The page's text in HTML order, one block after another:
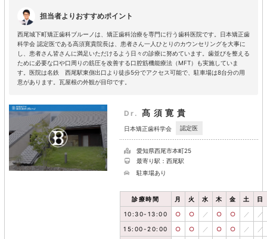
担当者よりおすすめポイント
西尾城下町矯正歯科ブルーノは、矯正歯科治療を専門に行う歯科医院です。日本矯正歯
科学会 認定医である高須寛貴院長は、患者さん一人ひとりのカウンセリングを大事に
し、患者さん皆さんに満足いただけるよう日々の診療に努めています。歯並びを整える
ために必要な口や口周りの筋圧を改善する口腔筋機能療法（MFT）も実施していま
す。医院は名鉄 西尾駅東側出口より徒歩5分でアクセス可能で、駐車場は8台分の用
意があります。瓦屋根の外観が目印です。
Dr. 髙須寛貴
日本矯正歯科学会 認定医
愛知県西尾市本町25
最寄り駅：西尾駅
駐車場あり
診療時間 月 火 水 木 金 土 日
10:30-13:00 ○ ○ ／ ○ ○ ／ ／
15:00-20:00 ○ ○ ／ ○ ○ ／ ／